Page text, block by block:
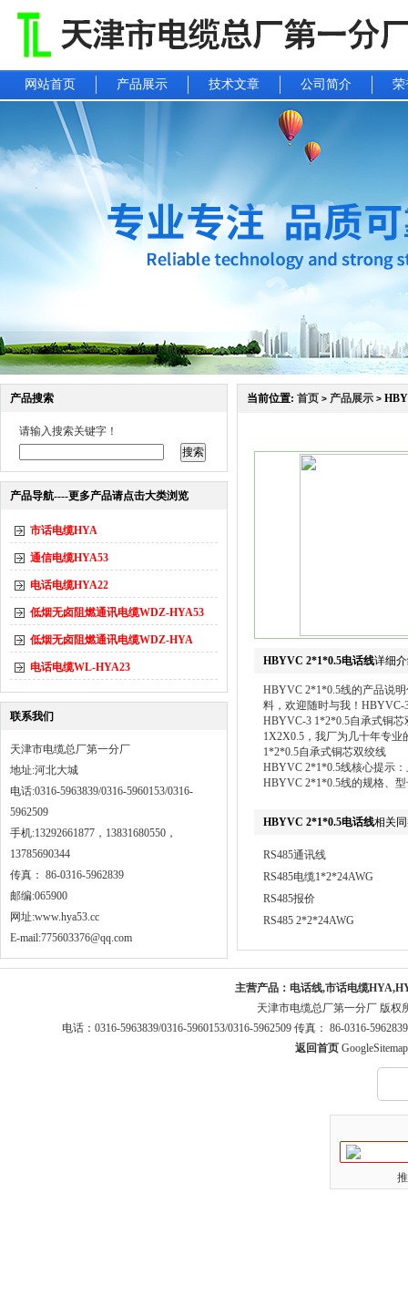
网站首页 产品展示 技术文章 公司简介 荣
产品搜索
请输入搜索关键字！
产品导航----更多产品请点击大类浏览
市话电缆HYA
通信电缆HYA53
电话电缆HYA22
低烟无卤阻燃通讯电缆WDZ-HYA53
低烟无卤阻燃通讯电缆WDZ-HYA
电话电缆WL-HYA23
联系我们
天津市电缆总厂第一分厂
地址:河北大城
电话:0316-5963839/0316-5960153/0316-
5962509
手机:13292661877，13831680550，
13785690344
传真： 86-0316-5962839
邮编:065900
网址:www.hya53.cc
E-mail:775603376@qq.com
当前位置: 首页 > 产品展示 >
HBYVC 2*1*0.5电话线详细
HBYVC 2*1*0.5线的产品说
料，欢迎随时与我！HBYVC-
HBYVC-3 1*2*0.5自承式铜
1X2X0.5，我厂为几十年专
1*2*0.5自承式铜芯双绞线
HBYVC 2*1*0.5线核心提示
HBYVC 2*1*0.5线的规格、
HBYVC 2*1*0.5电话线相关
RS485通讯线
RS485电缆1*2*24AWG
RS485报价
RS485 2*2*24AWG
主营产品： 电话线,市话电缆
天津市电缆总厂第一分厂 版权
电话：0316-5963839/0316-5960153/0316-5962509 传真： 86-0316-
返回首页 GoogleSitemap